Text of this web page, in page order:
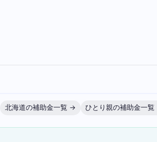
北海道の補助金一覧 → ひとり親の補助金一